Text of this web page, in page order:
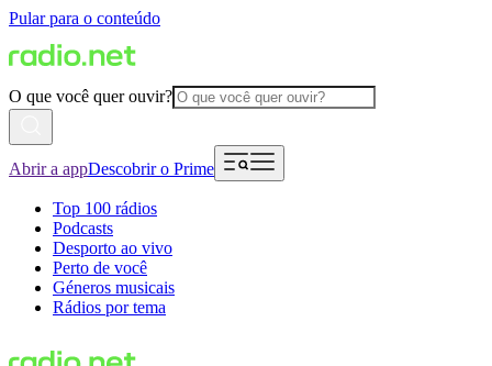
Pular para o conteúdo
O que você quer ouvir?
Abrir a appDescobrir o Prime
Top 100 rádios
Podcasts
Desporto ao vivo
Perto de você
Géneros musicais
Rádios por tema